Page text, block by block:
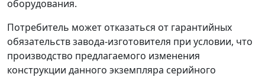
оборудования.
Потребитель может отказаться от гарантийных
обязательств завода-изготовителя при условии, что
производство предлагаемого изменения
конструкции данного экземпляра серийного